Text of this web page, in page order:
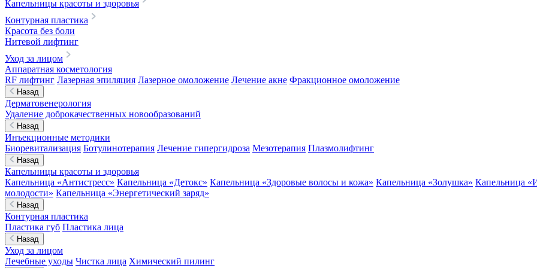
Капельницы красоты и здоровья
Контурная пластика
Красота без боли
Нитевой лифтинг
Уход за лицом
Аппаратная косметология
RF лифтинг Лазерная эпиляция Лазерное омоложение Лечение акне Фракционное омоложение
Назад
Дерматовенерология
Удаление доброкачественных новообразований
Назад
Инъекционные методики
Биоревитализация Ботулинотерапия Лечение гипергидроза Мезотерапия Плазмолифтинг
Назад
Капельницы красоты и здоровья
Капельница «Антистресс» Капельница «Детокс» Капельница «Здоровые волосы и кожа» Капельница «Золушка» Капельница
молодости» Капельница «Энергетический заряд»
Назад
Контурная пластика
Пластика губ Пластика лица
Назад
Уход за лицом
Лечебные уходы Чистка лица Химический пилинг